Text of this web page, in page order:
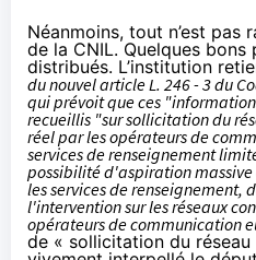
Néanmoins, tout n’est pas
de la CNIL. Quelques
distribués. L’institution
du nouvel article L. 246 - 3 du
qui prévoit que ces
recueillis "sur sollicitation du
réel par les opérateurs de
services de renseignement
possibilité d'aspiration
les services de renseignement,
l'intervention sur les réseaux
opérateurs de communication
de « sollicitation du